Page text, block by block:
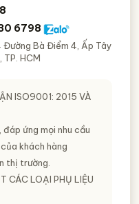
6798
Đường Bà Điểm 4, Ấp Tây
TP. HCM
ISO9001: 2015 VÀ
ứng mọi nhu cầu
khách hàng
thị trường.
CÁC LOẠI PHỤ LIỆU